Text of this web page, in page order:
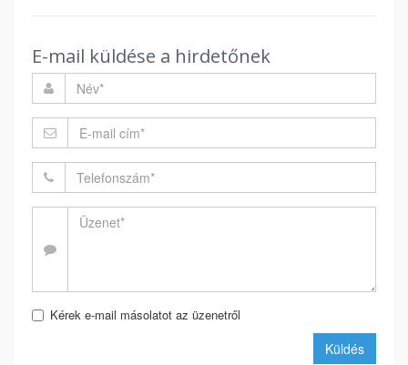
E-mail küldése a hirdetőnek
Kérek e-mail másolatot az üzenetről
Küldés